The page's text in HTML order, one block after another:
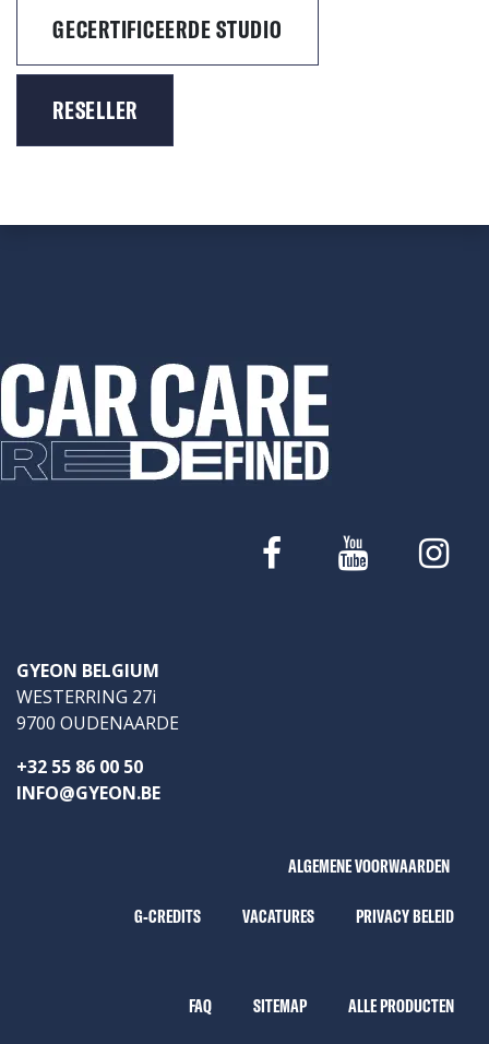
GECERTIFICEERDE STUDIO
RESELLER
GYEON BELGIUM
WESTERRING 27i
9700 OUDENAARDE
+32 55 86 00 50
INFO@GYEON.BE
ALGEMENE VOORWAARDEN
G-CREDITS VACATURES PRIVACY BELEID
FAQ SITEMAP ALLE PRODUCTEN